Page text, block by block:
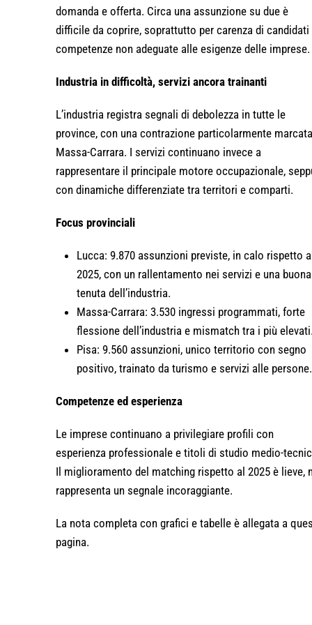
domanda e offerta. Circa una assunzione su due è
difficile da coprire, soprattutto per carenza di candidati
competenze non adeguate alle esigenze delle imprese.
Industria in difficoltà, servizi ancora trainanti
L’industria registra segnali di debolezza in tutte le
province, con una contrazione particolarmente
Massa-Carrara. I servizi continuano invece a
rappresentare il principale motore occupazionale,
con dinamiche differenziate tra territori e comparti.
Focus provinciali
Lucca: 9.870 assunzioni previste, in calo rispetto al
2025, con un rallentamento nei servizi e una buona
tenuta dell’industria.
Massa-Carrara: 3.530 ingressi programmati, forte
flessione dell’industria e mismatch tra i più elevati.
Pisa: 9.560 assunzioni, unico territorio con segno
positivo, trainato da turismo e servizi alle persone.
Competenze ed esperienza
Le imprese continuano a privilegiare profili con
esperienza professionale e titoli di studio medio-
Il miglioramento del matching rispetto al 2025 è lieve,
rappresenta un segnale incoraggiante.
La nota completa con grafici e tabelle è allegata a
pagina.